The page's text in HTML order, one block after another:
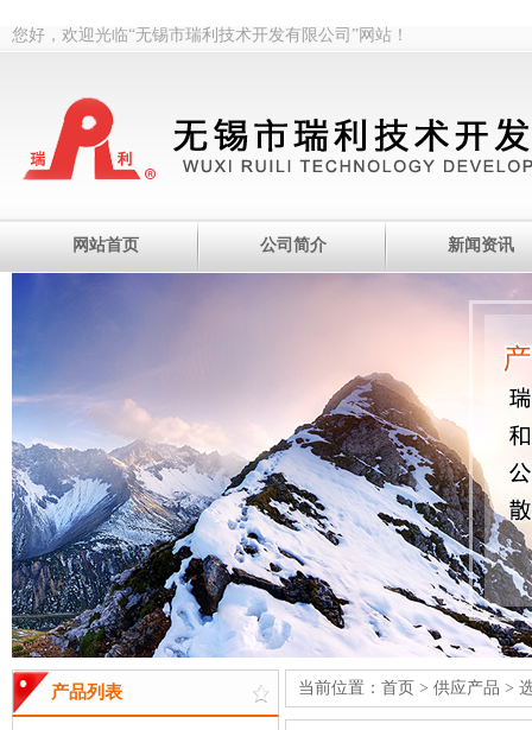
您好，欢迎光临“无锡市瑞利技术开发有限公司”网站！
网站首页 公司简介 新闻资讯
产品列表 当前位置： 首页 > 供应产品 >